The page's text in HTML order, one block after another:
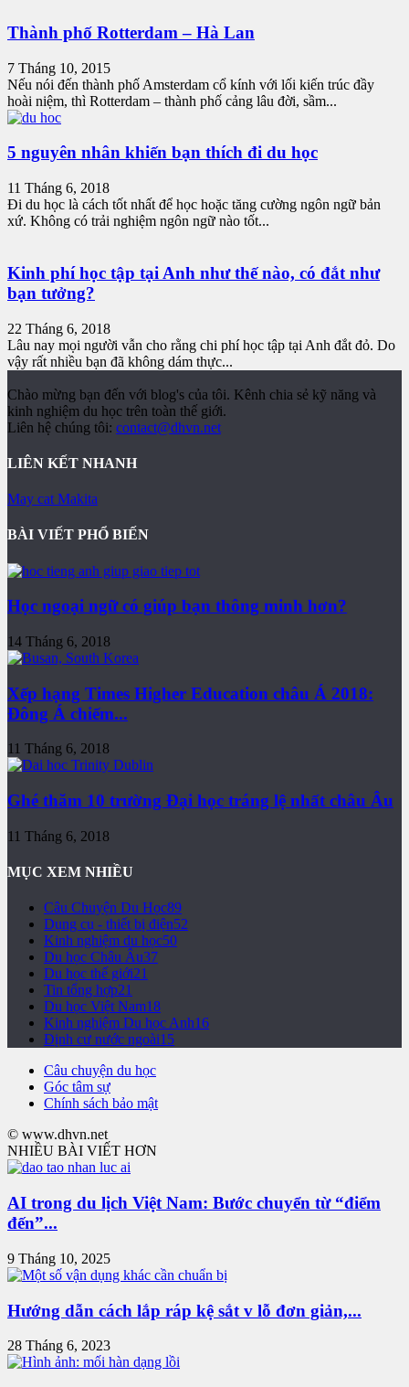
Thành phố Rotterdam – Hà Lan
7 Tháng 10, 2015
Nếu nói đến thành phố Amsterdam cổ kính với lối kiến trúc đầy
hoài niệm, thì Rotterdam – thành phố cảng lâu đời, sầm...
5 nguyên nhân khiến bạn thích đi du học
11 Tháng 6, 2018
Đi du học là cách tốt nhất để học hoặc tăng cường ngôn ngữ bản
xứ. Không có trải nghiệm ngôn ngữ nào tốt...
Kinh phí học tập tại Anh như thế nào, có đắt như
bạn tưởng?
22 Tháng 6, 2018
Lâu nay mọi người vẫn cho rằng chi phí học tập tại Anh đắt đỏ. Do
vậy rất nhiều bạn đã không dám thực...
Chào mừng bạn đến với blog's của tôi. Kênh chia sẻ kỹ năng và
kinh nghiệm du học trên toàn thế giới.
Liên hệ chúng tôi: contact@dhvn.net
LIÊN KẾT NHANH
May cat Makita
BÀI VIẾT PHỔ BIẾN
Học ngoại ngữ có giúp bạn thông minh hơn?
14 Tháng 6, 2018
Xếp hạng Times Higher Education châu Á 2018:
Đông Á chiếm...
11 Tháng 6, 2018
Ghé thăm 10 trường Đại học tráng lệ nhất châu Âu
11 Tháng 6, 2018
MỤC XEM NHIỀU
Câu Chuyện Du Học89
Dụng cụ - thiết bị điện52
Kinh nghiệm du học50
Du học Châu Âu37
Du học thế giới21
Tin tổng hợp21
Du học Việt Nam18
Kinh nghiệm Du học Anh16
Định cư nước ngoài15
Câu chuyện du học
Góc tâm sự
Chính sách bảo mật
© www.dhvn.net
NHIỀU BÀI VIẾT HƠN
AI trong du lịch Việt Nam: Bước chuyển từ “điểm
đến”...
9 Tháng 10, 2025
Hướng dẫn cách lắp ráp kệ sắt v lỗ đơn giản,...
28 Tháng 6, 2023